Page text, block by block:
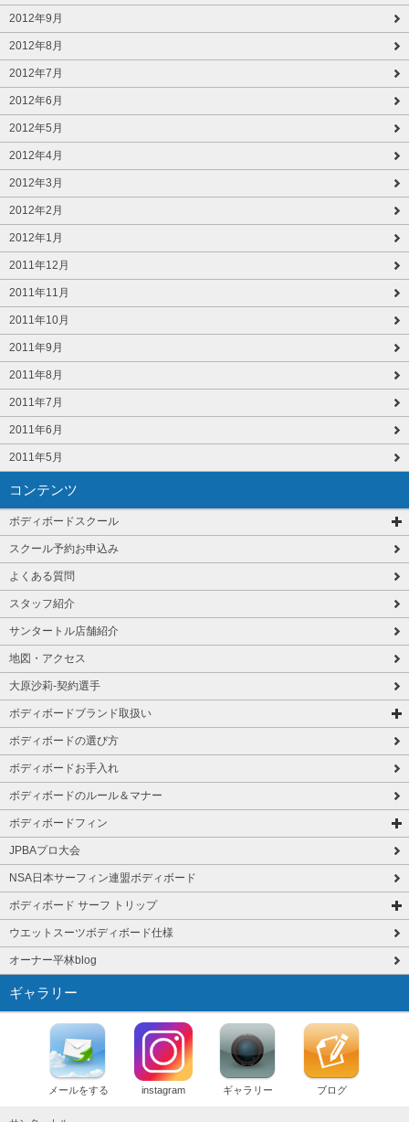
2012年9月
2012年8月
2012年7月
2012年6月
2012年5月
2012年4月
2012年3月
2012年2月
2012年1月
2011年12月
2011年11月
2011年10月
2011年9月
2011年8月
2011年7月
2011年6月
2011年5月
コンテンツ
ボディボードスクール
スクール予約お申込み
よくある質問
スタッフ紹介
サンタートル店舗紹介
地図・アクセス
大原沙莉-契約選手
ボディボードブランド取扱い
ボディボードの選び方
ボディボードお手入れ
ボディボードのルール＆マナー
ボディボードフィン
JPBAプロ大会
NSA日本サーフィン連盟ボディボード
ボディボード サーフ トリップ
ウエットスーツボディボード仕様
オーナー平林blog
ギャラリー
メールをする instagram ギャラリー ブログ